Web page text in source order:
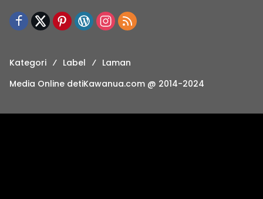
Kategori Label
Laman
Media Online detiKawanua.com @ 2014-2024